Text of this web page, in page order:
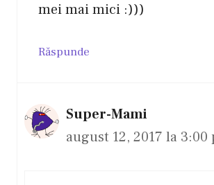
mei mai mici :)))
Răspunde
Super-Mami
august 12, 2017 la 3:00